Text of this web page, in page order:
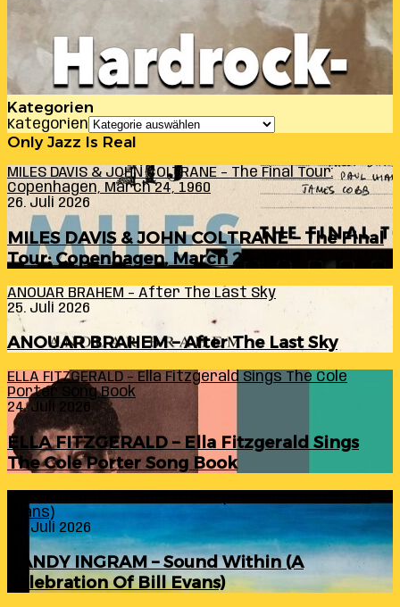
Kategorien
Kategorien
Only Jazz Is Real
MILES DAVIS & JOHN COLTRANE – The Final Tour:
Copenhagen, March 24, 1960
26. Juli 2026
MILES DAVIS & JOHN COLTRANE – The Final
Tour: Copenhagen, March 24, 1960
ANOUAR BRAHEM – After The Last Sky
25. Juli 2026
ANOUAR BRAHEM – After The Last Sky
ELLA FITZGERALD – Ella Fitzgerald Sings The Cole
Porter Song Book
24. Juli 2026
ELLA FITZGERALD – Ella Fitzgerald Sings
The Cole Porter Song Book
Evans)
24. Juli 2026
RANDY INGRAM – Sound Within (A
Celebration Of Bill Evans)